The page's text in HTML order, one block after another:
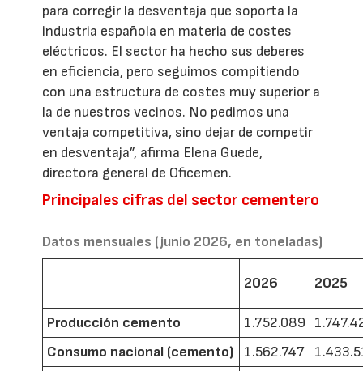
para corregir la desventaja que soporta la
industria española en materia de costes
eléctricos. El sector ha hecho sus deberes
en eficiencia, pero seguimos compitiendo
con una estructura de costes muy superior a
la de nuestros vecinos. No pedimos una
ventaja competitiva, sino dejar de competir
en desventaja”, afirma Elena Guede,
directora general de Oficemen.
Principales cifras del sector cementero
Datos mensuales (junio 2026, en toneladas)
2026 2025
Producción cemento 1.752.089
Consumo nacional (cemento)
1.562.747